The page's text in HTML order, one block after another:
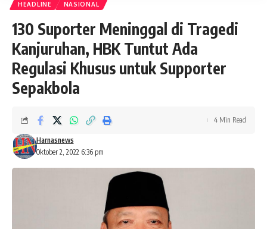
HEADLINE NASIONAL
130 Suporter Meninggal di Tragedi
Kanjuruhan, HBK Tuntut Ada
Regulasi Khusus untuk Supporter
Sepakbola
Oktober 2, 2022 6:36 pm
Harnasnews
4 Min Read